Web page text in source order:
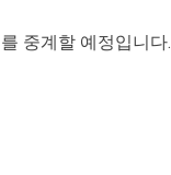
중계할 예정입니다.